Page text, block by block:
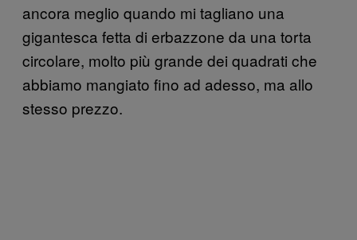
ancora meglio quando mi tagliano una
gigantesca fetta di erbazzone da una torta
circolare, molto più grande dei quadrati che
abbiamo mangiato fino ad adesso, ma allo
stesso prezzo.